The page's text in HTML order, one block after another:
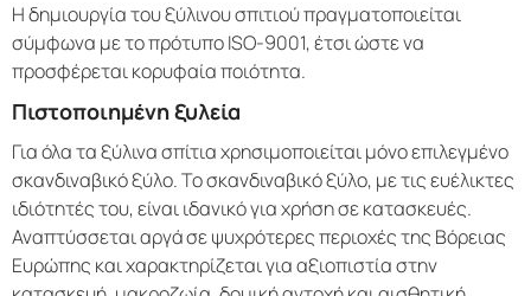
Η δημιουργία του ξύλινου σπιτιού πραγματοποιείται
σύμφωνα με το πρότυπο ISO-9001, έτσι ώστε να
προσφέρεται κορυφαία ποιότητα.
Πιστοποιημένη ξυλεία
Για όλα τα ξύλινα σπίτια χρησιμοποιείται μόνο επιλεγμένο
σκανδιναβικό ξύλο. Το σκανδιναβικό ξύλο, με τις ευέλικτες
ιδιότητές του, είναι ιδανικό για χρήση σε κατασκευές.
Αναπτύσσεται αργά σε ψυχρότερες περιοχές της Βόρειας
Ευρώπης και χαρακτηρίζεται για αξιοπιστία στην